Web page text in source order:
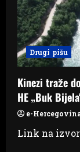
Drugi pišu
Kinezi traže
HE „Buk
e-
Link na